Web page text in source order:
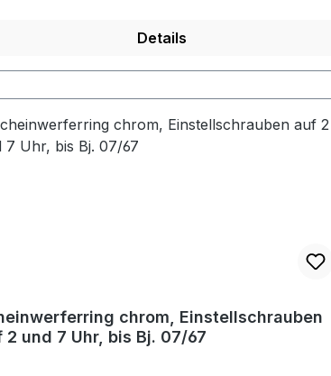
Details
chrom, Einstellschrauben
2 und 7 Uhr, bis Bj. 07/67